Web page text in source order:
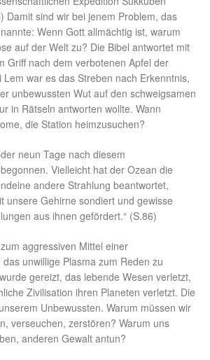
Damit sind wir bei jenem Problem, das
Wenn Gott allmächtig ist, warum
auf der Welt zu? Die Bibel antwortet mit
Griff nach dem verbotenen Apfel der
Lem war es das Streben nach Erkenntnis,
unbewussten Wut auf den schweigsamen
in Rätseln antworten wollte. Wann
die Station heimzusuchen?
neun Tage nach diesem
Vielleicht hat der Ozean die
andere Strahlung beantwortet,
unsere Gehirne sondiert und gewisse
aus ihnen gefördert.“ (S.86)
aggressiven Mittel einer
unwillige Plasma zum Reden zu
gereizt, das lebende Wesen verletzt,
Zivilisation ihren Planeten verletzt. Die
Unbewussten. Warum müssen wir
verseuchen, zerstören? Warum uns
anderen Gewalt antun?